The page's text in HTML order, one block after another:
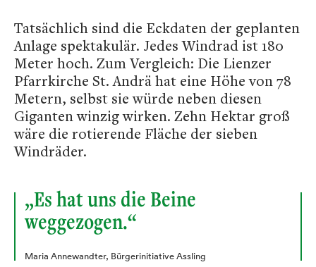
Tatsächlich sind die Eckdaten der geplanten
Anlage spektakulär. Jedes Windrad ist 180
Meter hoch. Zum Vergleich: Die Lienzer
Pfarrkirche St. Andrä hat eine Höhe von 78
Metern, selbst sie würde neben diesen
Giganten winzig wirken. Zehn Hektar groß
wäre die rotierende Fläche der sieben
Windräder.
„Es hat uns die Beine
weggezogen.“
Maria Annewandter, Bürgerinitiative Assling